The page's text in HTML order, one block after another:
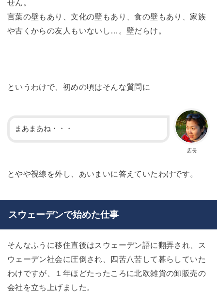
せん。
言葉の壁もあり、文化の壁もあり、食の壁もあり、家族
や古くからの友人もいないし…。壁だらけ。
というわけで、初めの頃はそんな質問に
店長
まあまあね・・・
とやや視線を外し、あいまいに答えていたわけです。
スウェーデンで始めた仕事
そんなふうに移住直後はスウェーデン語に翻弄され、ス
ウェーデン社会に圧倒され、四苦八苦して暮らしていた
わけですが、１年ほどたったころに北欧雑貨の卸販売の
会社を立ち上げました。